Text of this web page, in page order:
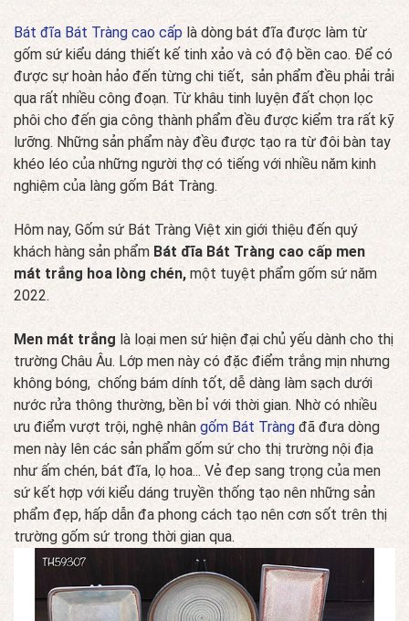
Bát đĩa Bát Tràng cao cấp là dòng bát đĩa được làm từ
gốm sứ kiểu dáng thiết kế tinh xảo và có độ bền cao. Để có
được sự hoàn hảo đến từng chi tiết, sản phẩm đều phải trải
qua rất nhiều công đoạn. Từ khâu tinh luyện đất chọn lọc
phôi cho đến gia công thành phẩm đều được kiểm tra rất kỹ
lưỡng. Những sản phẩm này đều được tạo ra từ đôi bàn tay
khéo léo của những người thợ có tiếng với nhiều năm kinh
nghiệm của làng gốm Bát Tràng.
Hôm nay, Gốm sứ Bát Tràng Việt xin giới thiệu đến quý
khách hàng sản phẩm Bát đĩa Bát Tràng cao cấp men
mát trắng hoa lòng chén, một tuyệt phẩm gốm sứ năm
2022.
Men mát trắng là loại men sứ hiện đại chủ yếu dành cho thị
trường Châu Âu. Lớp men này có đặc điểm trắng mịn nhưng
không bóng, chống bám dính tốt, dễ dàng làm sạch dưới
nước rửa thông thường, bền bỉ với thời gian. Nhờ có nhiều
ưu điểm vượt trội, nghệ nhân gốm Bát Tràng đã đưa dòng
men này lên các sản phẩm gốm sứ cho thị trường nội địa
như ấm chén, bát đĩa, lọ hoa... Vẻ đep sang trọng của men
sứ kết hợp với kiểu dáng truyền thống tạo nên những sản
phẩm đẹp, hấp dẫn đa phong cách tạo nên cơn sốt trên thị
trường gốm sứ trong thời gian qua.